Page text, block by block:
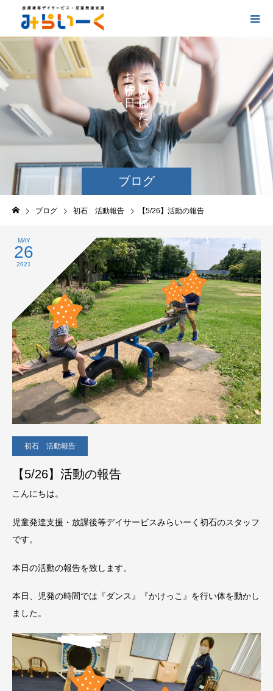
ブログ
ご
に
け
た
い
お
の
の
ブログ 初石 活動報告 【5/26】活動の報告
MAY
26
2021
初石 活動報告
【5/26】活動の報告
こんにちは。
児童発達支援・放課後等デイサービスみらいーく初石のスタッフ
です。
本日の活動の報告を致します。
本日、児発の時間では『ダンス』『かけっこ』を行い体を動かし
ました。